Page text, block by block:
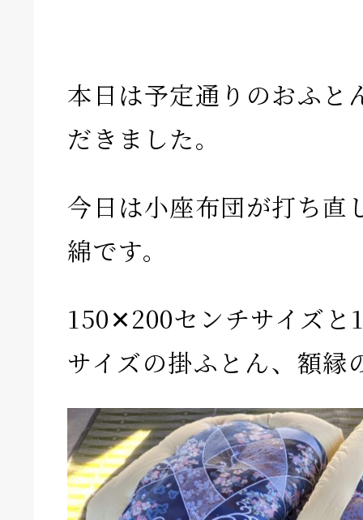
本日は予定通りのおふと
だきました。
今日は小座布団が打ち直
綿です。
150✕200センチサイズ
サイズの掛ふとん、額縁